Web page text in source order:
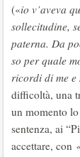
(«io v’aveva
sollecitudine,
paterna. Da
so per quale
ricordi di me
difficoltà, una
un momento
sentenza, ai
accettare, con